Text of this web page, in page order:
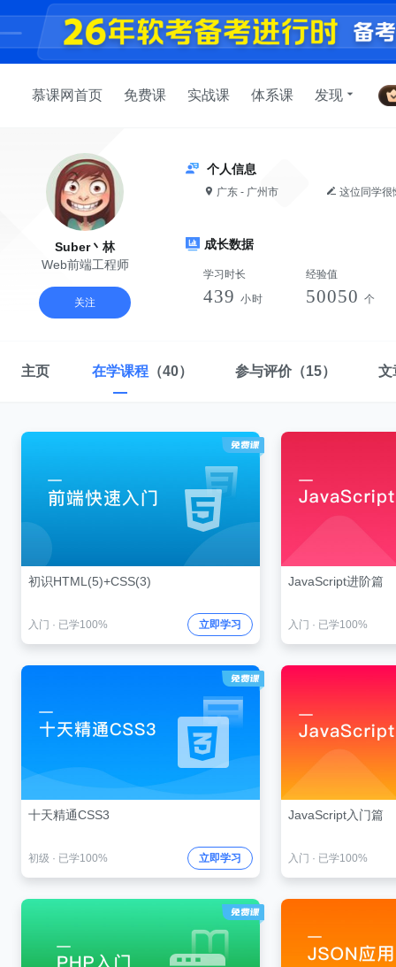
慕课网首页 免费课 实战课 体系课 发现
Suber丶林
Web前端工程师
关注
个人信息
广东 - 广州市 这位同学很
成长数据
学习时长
439 小时
经验值
50050 个
主页 在学课程 （40） 参与评价（15） 文
初识HTML(5)+CSS(3)
入门 · 已学100% 立即学习
JavaScript进阶篇
入门 · 已学100%
十天精通CSS3
初级 · 已学100% 立即学习
JavaScript入门篇
入门 · 已学100%